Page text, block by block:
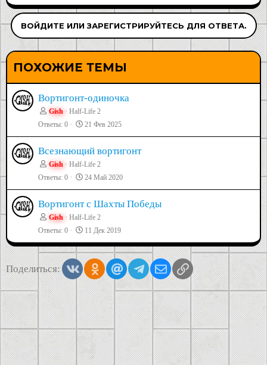
ВОЙДИТЕ ИЛИ ЗАРЕГИСТРИРУЙТЕСЬ ДЛЯ ОТВЕТА.
ПОХОЖИЕ ТЕМЫ
Вортигонт-одиночка
Gish
Half-Life 2
Ответы 0 21 Фев 2025
Всезнающий вортигонт
Gish
Half-Life 2
Ответы 0 24 Май 2020
Вортигонт с Шахты Победы
Gish
Half-Life 2
Ответы 0 11 Дек 2019
Поделиться: VkontakteOdnoklassniki
Mail.ruTelegramЭлектронная почта
Ссылка